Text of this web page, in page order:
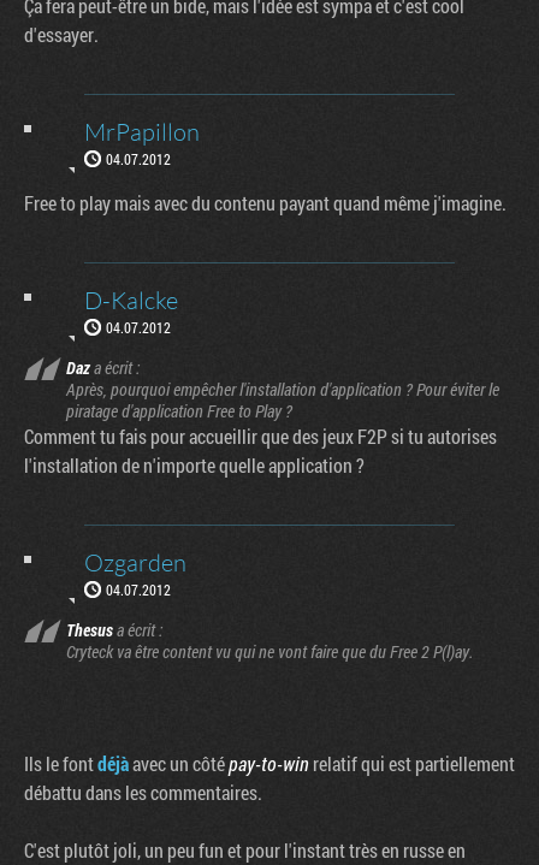
Ça fera peut-être un bide, mais l'idée est sympa et c'est cool
d'essayer.
MrPapillon
04.07.2012
Free to play mais avec du contenu payant quand même j'imagine.
D-Kalcke
04.07.2012
Daza écrit :
Après, pourquoi empêcher l'installation d'application ? Pour éviter le
piratage d'application Free to Play ?
Comment tu fais pour accueillir que des jeux F2P si tu autorises
l'installation de n'importe quelle application ?
Ozgarden
04.07.2012
Thesusa écrit :
Cryteck va être content vu qui ne vont faire que du Free 2 P(l)ay.
Ils le fontdéjàavec un côtépay-to-winrelatif qui est partiellement
débattu dans les commentaires.
C'est plutôt joli, un peu fun et pour l'instant très en russe en